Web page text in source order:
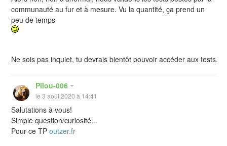
communauté au fur et à mesure. Vu la quantité, ça prend un
peu de temps
Ne sois pas inquiet, tu devrais bientôt pouvoir accéder aux tests.
Pilou-006
le 3 août 2020 à 14:41
Salutations à vous!
Simple question/curiosité...
Pour ce TPoutzer.fr